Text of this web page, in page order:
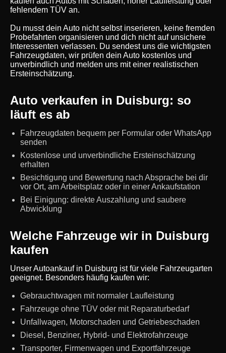
fehlendem TÜV an.
Du musst dein Auto nicht selbst inserieren, keine fremden
Probefahrten organisieren und dich nicht auf unsichere
Interessenten verlassen. Du sendest uns die wichtigsten
Fahrzeugdaten, wir prüfen dein Auto kostenlos und
unverbindlich und melden uns mit einer realistischen
Ersteinschätzung.
Auto verkaufen in Duisburg: so
läuft es ab
Fahrzeugdaten bequem per Formular oder WhatsApp
senden
Kostenlose und unverbindliche Ersteinschätzung
erhalten
Besichtigung und Bewertung nach Absprache bei dir
vor Ort, am Arbeitsplatz oder in einer Ankaufstation
Bei Einigung: direkte Auszahlung und saubere
Abwicklung
Welche Fahrzeuge wir in Duisburg
kaufen
Unser Autoankauf in Duisburg ist für viele Fahrzeugarten
geeignet. Besonders häufig kaufen wir:
Gebrauchtwagen mit normaler Laufleistung
Fahrzeuge ohne TÜV oder mit Reparaturbedarf
Unfallwagen, Motorschaden und Getriebeschaden
Diesel, Benziner, Hybrid- und Elektrofahrzeuge
Transporter, Firmenwagen und Exportfahrzeuge